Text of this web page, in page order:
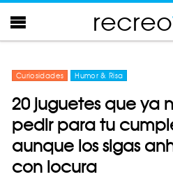
recreo
Curiosidades Humor & Risa
20 juguetes que ya
pedir para tu
aunque los sigas
con locura